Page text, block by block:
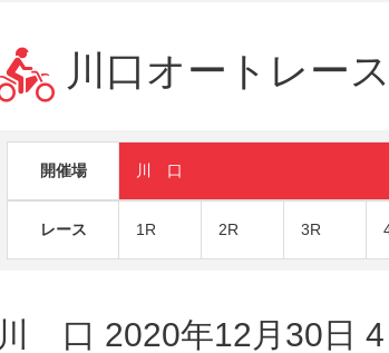
川口オートレー
開催場 川 口
レース 1R 2R 3R
川 口 2020年12月30日 4